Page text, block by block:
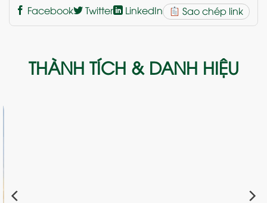
Facebook
Twitter LinkedIn Sao chép link
THÀNH TÍCH & DANH HIỆU